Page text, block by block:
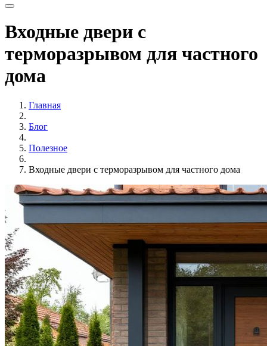
Входные двери с
терморазрывом для частного
дома
Главная
Блог
Полезное
Входные двери с терморазрывом для частного дома